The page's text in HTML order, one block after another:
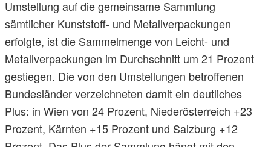
Umstellung auf die gemeinsame Sammlung
sämtlicher Kunststoff- und Metallverpackungen
erfolgte, ist die Sammelmenge von Leicht- und
Metallverpackungen im Durchschnitt um 21 Prozent
gestiegen. Die von den Umstellungen betroffenen
Bundesländer verzeichneten damit ein deutliches
Plus: in Wien von 24 Prozent, Niederösterreich +23
Prozent, Kärnten +15 Prozent und Salzburg +12